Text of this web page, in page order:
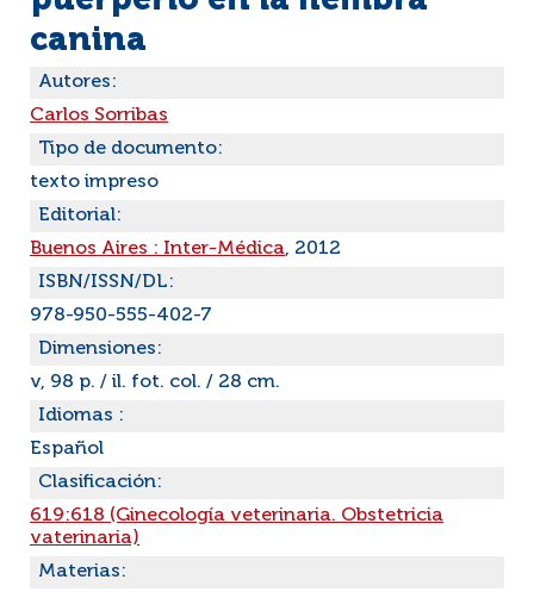
canina
Autores:
Carlos Sorribas
Tipo de documento:
texto impreso
Editorial:
Buenos Aires : Inter-Médica, 2012
ISBN/ISSN/DL:
978-950-555-402-7
Dimensiones:
v, 98 p. / il. fot. col. / 28 cm.
Idiomas :
Español
Clasificación:
619:618 (Ginecología veterinaria. Obstetricia
vaterinaria)
Materias: